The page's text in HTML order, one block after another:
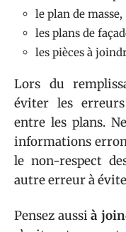
le plan de masse,
les plans de
les pièces à
Lors du
éviter les
entre les plans.
informations
le non-respect
autre erreur à
Pensez aussià